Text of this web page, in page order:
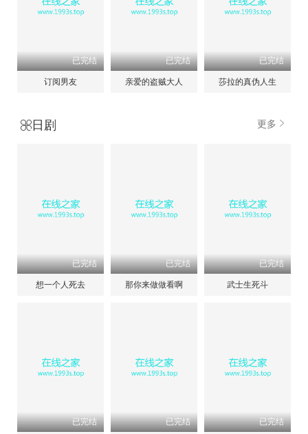
已完结
订阅男友
已完结
亲爱的盗贼大人
已完结
莎拉的真伪人生
更多
日剧
已完结
想一个人死去
已完结
那你来做做看啊
已完结
武士生死斗
已完结 已完结 已完结